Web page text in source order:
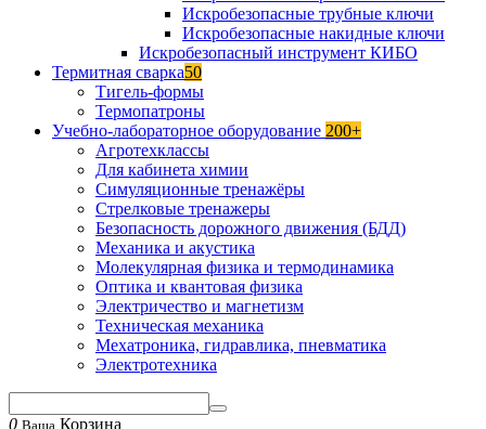
Искробезопасные трубные ключи
Искробезопасные накидные ключи
Искробезопасный инструмент КИБО
Термитная сварка50
Тигель-формы
Термопатроны
Учебно-лабораторное оборудование 200+
Агротехклассы
Для кабинета химии
Симуляционные тренажёры
Стрелковые тренажеры
Безопасность дорожного движения (БДД)
Механика и акустика
Молекулярная физика и термодинамика
Оптика и квантовая физика
Электричество и магнетизм
Техническая механика
Мехатроника, гидравлика, пневматика
Электротехника
0 Ваша Корзина